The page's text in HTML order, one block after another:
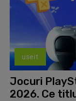
useit
Jocuri
2026. Ce